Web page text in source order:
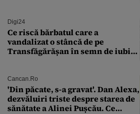
Digi24
Ce riscă bărbatul care a
vandalizat o stâncă de pe
Transfăgărășan în semn de iubire
Cancan.ro
'Din păcate, s-a gravat'. Dan Alexa,
dezvăluiri triste despre starea de
sănătate a Alinei Pușcău. Ce